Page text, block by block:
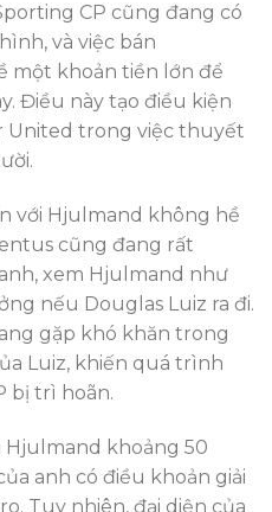
CP cũng đang có
và việc bán
một khoản tiền lớn để
Điều này tạo điều kiện
United trong việc thuyết
với Hjulmand không hề
cũng đang rất
xem Hjulmand như
nếu Douglas Luiz ra đi.
gặp khó khăn trong
Luiz, khiến quá trình
bị trì hoãn.
Hjulmand khoảng 50
anh có điều khoản giải
Tuy nhiên, đại diện của